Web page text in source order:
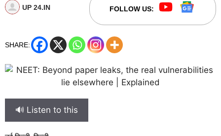
UP 24.IN FOLLOW US:
SHARE:
🔊 Listen to this